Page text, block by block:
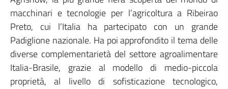
macchinari e tecnologie per l’agricoltura a Ribeirao
Preto, cui l’Italia ha partecipato con un grande
Padiglione nazionale. Ha poi approfondito il tema delle
diverse complementarietà del settore agroalimentare
Italia-Brasile, grazie al modello di medio-piccola
proprietà, al livello di sofisticazione tecnologico,